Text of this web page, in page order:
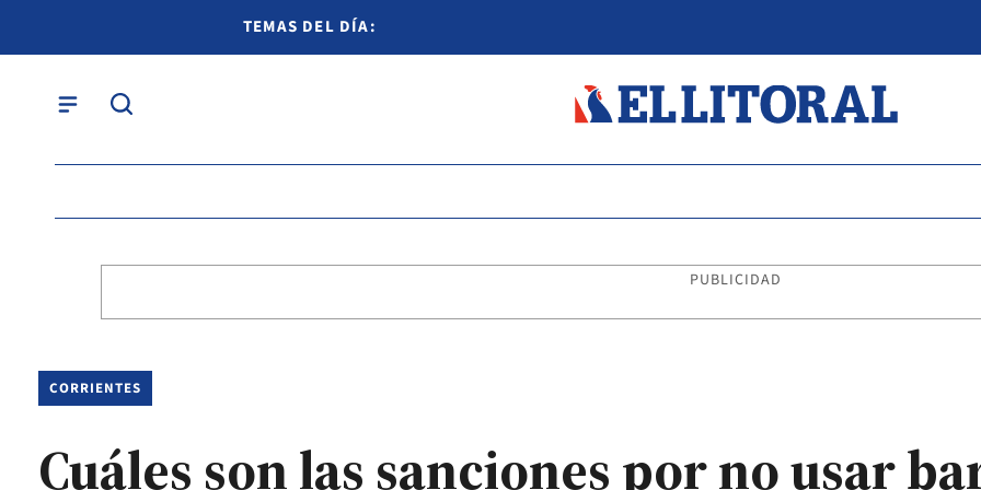
TEMAS DEL DÍA:
PUBLICIDAD
CORRIENTES
Cuáles son las sanciones por no usar